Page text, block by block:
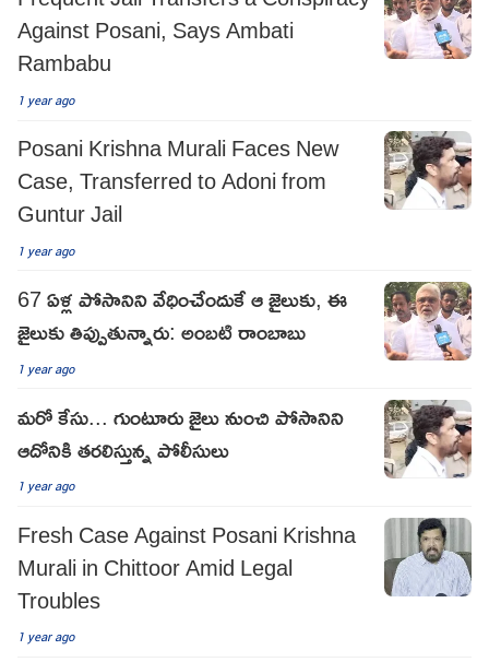
Against Posani, Says Ambati
Rambabu
1 year ago
Posani Krishna Murali Faces New
Case, Transferred to Adoni from
Guntur Jail
1 year ago
67 ఏళ్ల పోసానిని వేధించేందుకే ఆ జైలుకు, ఈ
జైలుకు తిప్పుతున్నారు: అంబటి రాంబాబు
1 year ago
మరో కేసు... గుంటూరు జైలు నుంచి పోసానిని
ఆదోనికి తరలిస్తున్న పోలీసులు
1 year ago
Fresh Case Against Posani Krishna
Murali in Chittoor Amid Legal
Troubles
1 year ago